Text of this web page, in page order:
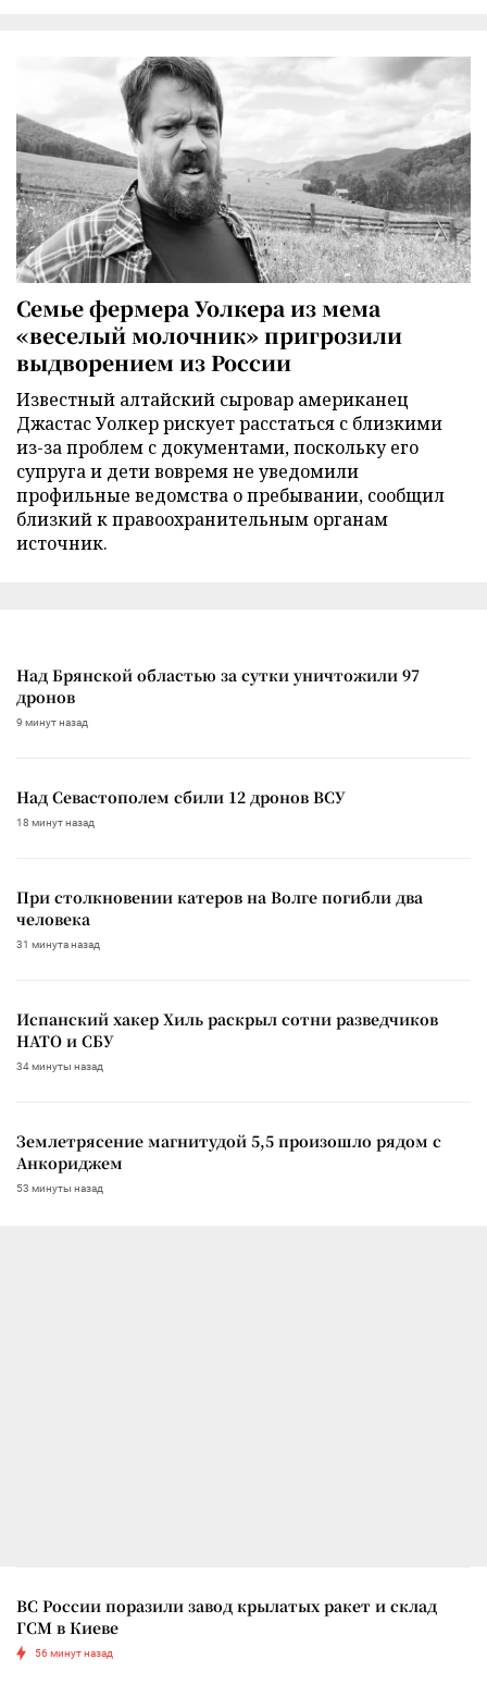
Семье фермера Уолкера из мема
«веселый молочник» пригрозили
выдворением из России
Известный алтайский сыровар американец
Джастас Уолкер рискует расстаться с близкими
из-за проблем с документами, поскольку его
супруга и дети вовремя не уведомили
профильные ведомства о пребывании, сообщил
близкий к правоохранительным органам
источник.
Над Брянской областью за сутки уничтожили 97
дронов
9 минут назад
Над Севастополем сбили 12 дронов ВСУ
18 минут назад
При столкновении катеров на Волге погибли два
человека
31 минута назад
Испанский хакер Хиль раскрыл сотни разведчиков
НАТО и СБУ
34 минуты назад
Землетрясение магнитудой 5,5 произошло рядом с
Анкориджем
53 минуты назад
ВС России поразили завод крылатых ракет и склад
ГСМ в Киеве
56 минут назад